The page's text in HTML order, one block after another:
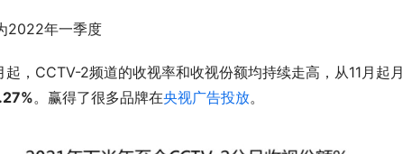
2022年一季度
，CCTV-2频道的收视率和收视份额均持续走高，从11月起
。赢得了很多品牌在央视广告投放。